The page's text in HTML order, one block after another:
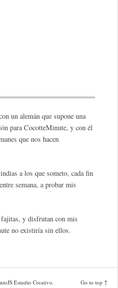
un alemán que supone una
para CocotteMinute, y con él
que nos hacen
a los que someto, cada fin
semana, a probar mis
y disfrutan con mis
no existiría sin ellos.
Estudio Creativo Go to top ↑